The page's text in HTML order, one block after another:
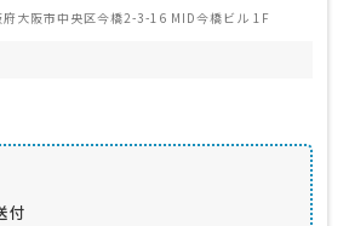
府大阪市中央区今橋2-3-16 MID今橋ビル 1F
付